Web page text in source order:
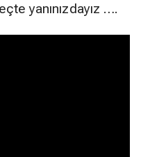
yanınızdayız ….